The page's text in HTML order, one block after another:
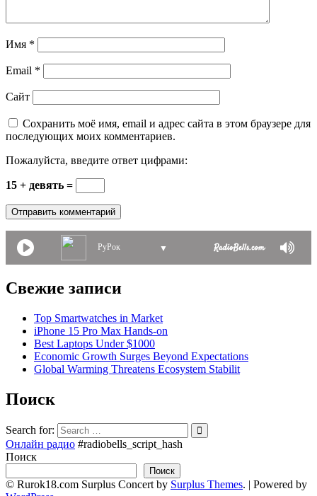
Имя *
Email *
Сайт
Сохранить моё имя, email и адрес сайта в этом браузере для
последующих моих комментариев.
Пожалуйста, введите ответ цифрами:
15 + девять =
РуРок ▼
Свежие записи
Top Smartwatches in Market
iPhone 15 Pro Max Hands-on
Best Laptops Under $1000
Economic Growth Surges Beyond Expectations
Global Warming Threatens Ecosystem Stabilit
Поиск
Search for:
Онлайн радио #radiobells_script_hash
Поиск
Поиск
© Rurok18.com Surplus Concert by Surplus Themes. | Powered by